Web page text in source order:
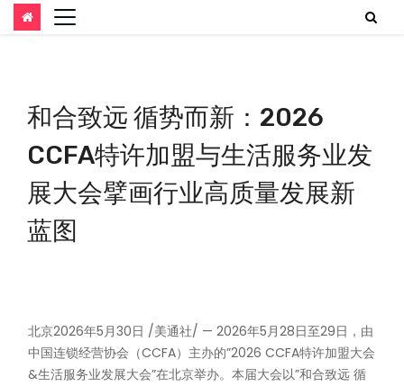
和合致远 循势而新：2026
CCFA特许加盟与生活服务业发
展大会擘画行业高质量发展新
蓝图
北京2026年5月30日 /美通社/ — 2026年5月28日至29日，由
中国连锁经营协会（CCFA）主办的”2026 CCFA特许加盟大会
&生活服务业发展大会”在北京举办。本届大会以”和合致远 循